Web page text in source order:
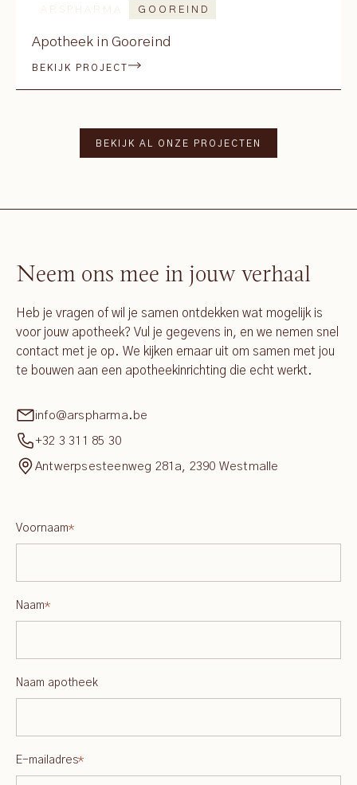
ARSPHARMA GOOREIND
Apotheek in Gooreind
BEKIJK PROJECT
BEKIJK AL ONZE PROJECTEN
Neem ons mee in jouw verhaal
Heb je vragen of wil je samen ontdekken wat mogelijk is
voor jouw apotheek? Vul je gegevens in, en we nemen snel
contact met je op. We kijken ernaar uit om samen met jou
te bouwen aan een apotheekinrichting die echt werkt.
info@arspharma.be
+32 3 311 85 30
Antwerpsesteenweg 281a, 2390 Westmalle
Voornaam*
Naam*
Naam apotheek
E-mailadres*